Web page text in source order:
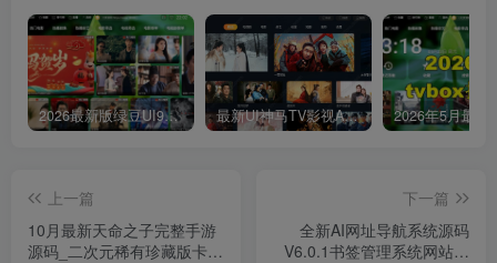
2026最新版绿豆UI9双端影视APP源码 最新UI神马TV影视APP源码 乐檬影视苹果CMS后台 包含前后端源码
上一篇
10月最新天命之子完整手游
源码_二次元稀有珍藏版卡牌
下一篇
全新AI网址导航系统源码
V6.0.1书签管理系统网站源